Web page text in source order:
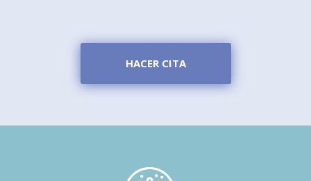
HACER CITA